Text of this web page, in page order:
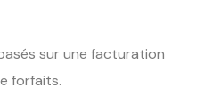
sur une facturation
forfaits.